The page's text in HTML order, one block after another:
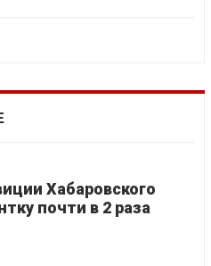
Хабаровского
почти в 2 раза